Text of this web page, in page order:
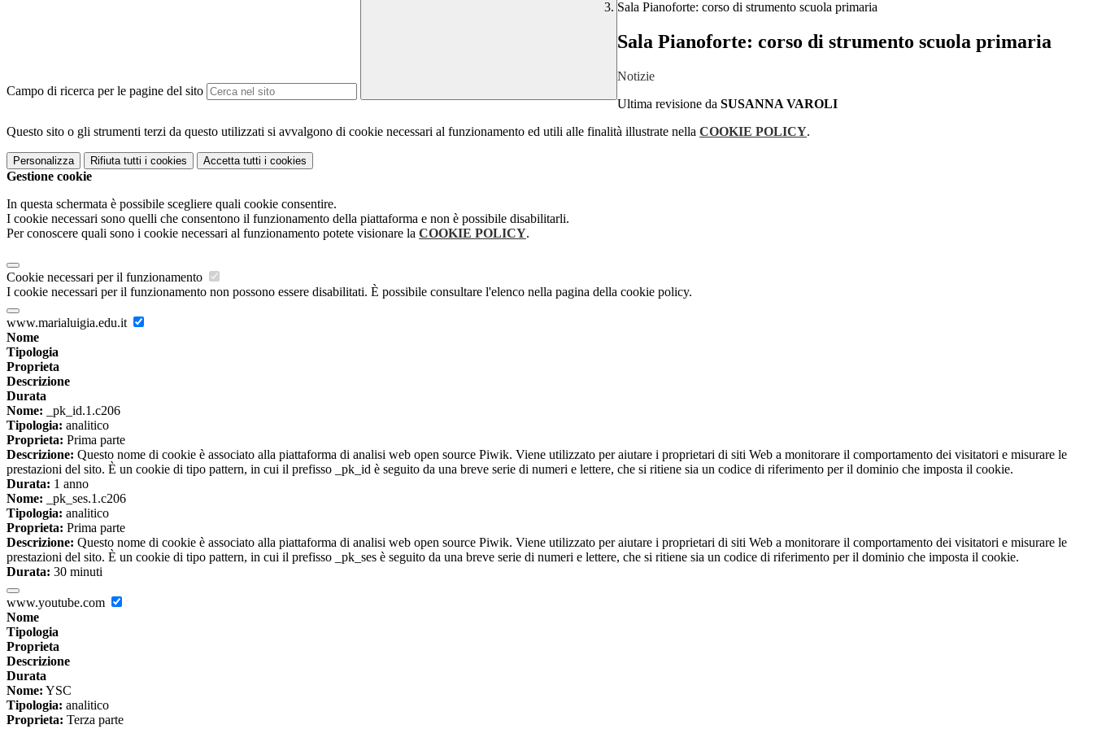
Campo di ricerca per le pagine del sito
Sala Pianoforte: corso di strumento scuola primaria
Sala Pianoforte: corso di strumento scuola primaria
Notizie
Ultima revisione da SUSANNA VAROLI
Questo sito o gli strumenti terzi da questo utilizzati si avvalgono di cookie necessari al funzionamento ed utili alle finalità illustrate nella COOKIE POLICY.
Personalizza Rifiuta tutti i cookies Accetta tutti i cookies
Gestione cookie
In questa schermata è possibile scegliere quali cookie consentire.
I cookie necessari sono quelli che consentono il funzionamento della piattaforma e non è possibile disabilitarli.
Per conoscere quali sono i cookie necessari al funzionamento potete visionare la COOKIE POLICY.
Cookie necessari per il funzionamento
I cookie necessari per il funzionamento non possono essere disabilitati. È possibile consultare l'elenco nella pagina della cookie policy.
www.marialuigia.edu.it
Nome
Tipologia
Proprieta
Descrizione
Durata
Nome: _pk_id.1.c206
Tipologia: analitico
Proprieta: Prima parte
Descrizione: Questo nome di cookie è associato alla piattaforma di analisi web open source Piwik. Viene utilizzato per aiutare i proprietari di siti Web a monitorare il comportamento dei visitatori e misurare le
prestazioni del sito. È un cookie di tipo pattern, in cui il prefisso _pk_id è seguito da una breve serie di numeri e lettere, che si ritiene sia un codice di riferimento per il dominio che imposta il cookie.
Durata: 1 anno
Nome: _pk_ses.1.c206
Tipologia: analitico
Proprieta: Prima parte
Descrizione: Questo nome di cookie è associato alla piattaforma di analisi web open source Piwik. Viene utilizzato per aiutare i proprietari di siti Web a monitorare il comportamento dei visitatori e misurare le
prestazioni del sito. È un cookie di tipo pattern, in cui il prefisso _pk_ses è seguito da una breve serie di numeri e lettere, che si ritiene sia un codice di riferimento per il dominio che imposta il cookie.
Durata: 30 minuti
www.youtube.com
Nome
Tipologia
Proprieta
Descrizione
Durata
Nome: YSC
Tipologia: analitico
Proprieta: Terza parte